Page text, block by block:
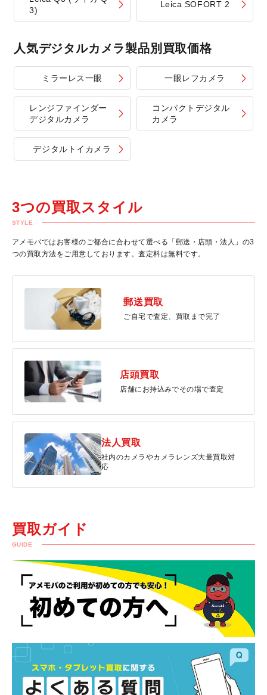
3)
Leica SOFORT 2
人気デジタルカメラ製品別買取価格
ミラーレス一眼 一眼レフカメラ
レンジファインダー
デジタルカメラ
コンパクトデジタル
カメラ
デジタルトイカメラ
3つの買取スタイル
STYLE
アメモバではお客様のご都合に合わせて選べる「郵送・店頭・法人」の3
つの買取方法をご用意しております。査定料は無料です。
郵送買取
ご自宅で査定、買取まで完了
店頭買取
店舗にお持込みでその場で査定
法人買取
社内のカメラやカメラレンズ大量買取対
応
買取ガイド
GUIDE